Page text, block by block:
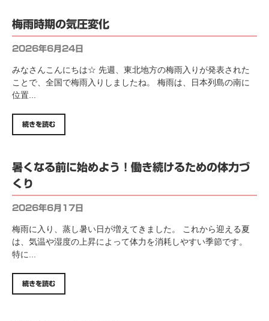
梅雨時期の気圧変化
2026年6月24日
みなさんこんにちは☆ 先週、東北地方の梅雨入りが発表された
ことで、全国で梅雨入りしましたね。 梅雨は、日本列島の南に
位置...
続きを読む
暑くなる前に始めよう！働き続けるための体力づ
くり
2026年6月17日
梅雨に入り、蒸し暑い日が増えてきました。 これから迎える夏
は、気温や湿度の上昇によって体力を消耗しやすい季節です。
特に...
続きを読む